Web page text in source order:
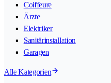
Coiffeure
Ärzte
Elektriker
Sanitärinstallation
Garagen
Alle Kategorien